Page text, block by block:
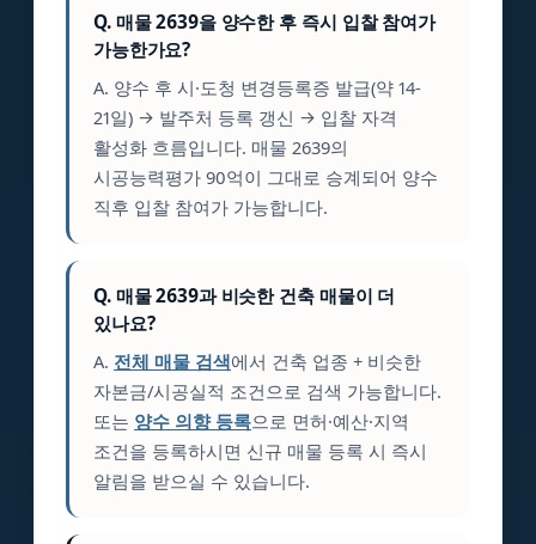
Q. 매물 2639을 양수한 후 즉시 입찰 참여가
가능한가요?
A. 양수 후 시·도청 변경등록증 발급(약 14-
21일) → 발주처 등록 갱신 → 입찰 자격
활성화 흐름입니다. 매물 2639의
시공능력평가 90억이 그대로 승계되어 양수
직후 입찰 참여가 가능합니다.
Q. 매물 2639과 비슷한 건축 매물이 더
있나요?
A. 전체 매물 검색에서 건축 업종 + 비슷한
자본금/시공실적 조건으로 검색 가능합니다.
또는 양수 의향 등록으로 면허·예산·지역
조건을 등록하시면 신규 매물 등록 시 즉시
알림을 받으실 수 있습니다.